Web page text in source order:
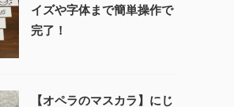
イズや字体まで簡単操作で
完了！
【オペラのマスカラ】にじ